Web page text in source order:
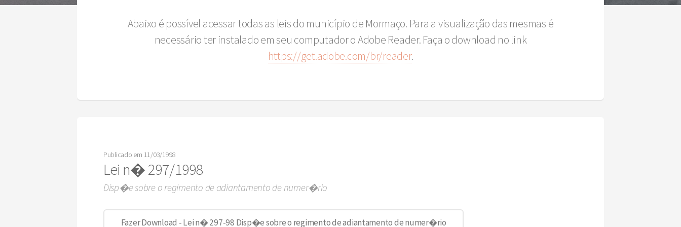
Abaixo é possível acessar todas as leis do município de Mormaço. Para a visualização das mesmas é
necessário ter instalado em seu computador o Adobe Reader. Faça o download no link
https://get.adobe.com/br/reader.
Publicado em 11/03/1998
Lei n� 297/1998
Disp�e sobre o regimento de adiantamento de numer�rio
Fazer Download - Lei n� 297-98 Disp�e sobre o regimento de adiantamento de numer�rio